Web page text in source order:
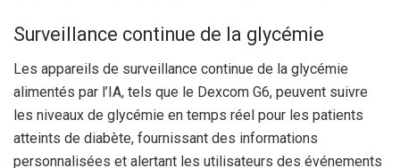
Surveillance continue de la glycémie
Les appareils de surveillance continue de la glycémie
alimentés par l’IA, tels que le Dexcom G6, peuvent suivre
les niveaux de glycémie en temps réel pour les patients
atteints de diabète, fournissant des informations
personnalisées et alertant les utilisateurs des événements